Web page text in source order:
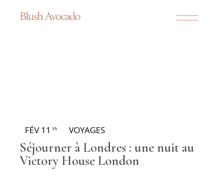
FÉV 11 th VOYAGES
Séjourner à Londres : une nuit au
Victory House London